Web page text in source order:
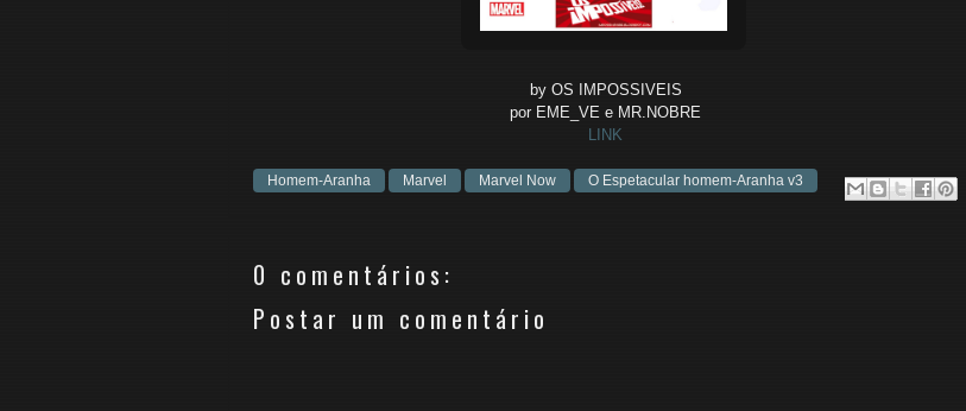
by OS IMPOSSIVEIS
por EME_VE e MR.NOBRE
LINK
Homem-Aranha Marvel Marvel Now O Espetacular homem-Aranha v3
0 comentários:
Postar um comentário